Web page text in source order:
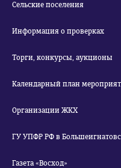
Сельские поселения
Информация о проверках
Торги, конкурсы, аукционы
Календарный план
Организации ЖКХ
ГУ УПФР РФ в
Газета «Восход»